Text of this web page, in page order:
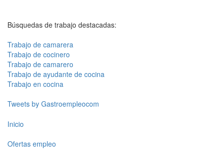
Búsquedas de trabajo destacadas:
Trabajo de camarera
Trabajo de cocinero
Trabajo de camarero
Trabajo de ayudante de cocina
Trabajo en cocina
Tweets by Gastroempleocom
Inicio
Ofertas empleo